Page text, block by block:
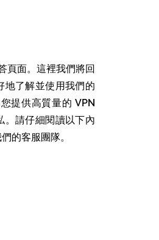
頁面。這裡我們將回
地了解並使用我們的
提供高質量的 VPN
。請仔細閱讀以下內
的客服團隊。